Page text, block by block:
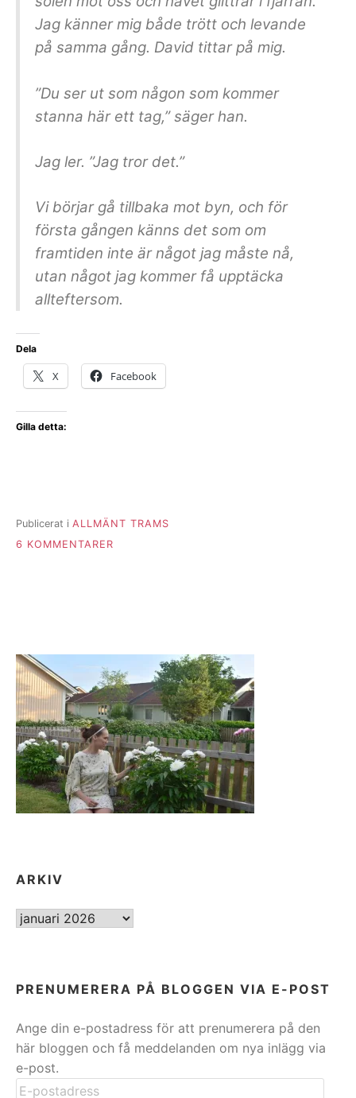
Jag känner mig både trött och levande
på samma gång. David tittar på mig.
”Du ser ut som någon som kommer
stanna här ett tag,” säger han.
Jag ler. ”Jag tror det.”
Vi börjar gå tillbaka mot byn, och för
första gången känns det som om
framtiden inte är något jag måste nå,
utan något jag kommer få upptäcka
allteftersom.
Dela
X Facebook
Gilla detta:
Publicerat i ALLMÄNT TRAMS
6 KOMMENTARER
ARKIV
ARKIV
PRENUMERERA PÅ BLOGGEN VIA E-POST
Ange din e-postadress för att prenumerera på den
här bloggen och få meddelanden om nya inlägg via
e-post.
E-